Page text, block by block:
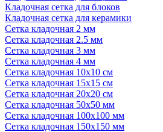
Кладочная сетка для блоков
Кладочная сетка для керамики
Сетка кладочная 2 мм
Сетка кладочная 2.5 мм
Сетка кладочная 3 мм
Сетка кладочная 4 мм
Сетка кладочная 10x10 см
Сетка кладочная 15x15 см
Сетка кладочная 20x20 см
Сетка кладочная 50x50 мм
Сетка кладочная 100x100 мм
Сетка кладочная 150x150 мм